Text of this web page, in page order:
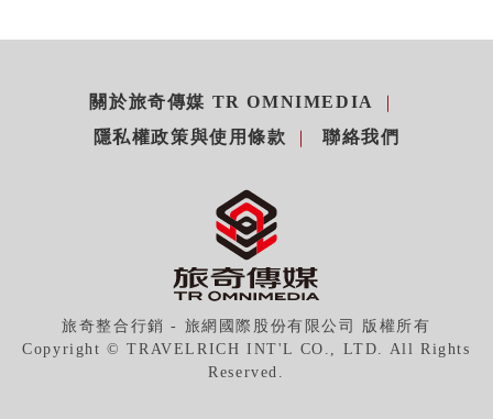
關於旅奇傳媒 TR OMNIMEDIA
隱私權政策與使用條款
聯絡我們
旅奇整合行銷 - 旅網國際股份有限公司 版權所有
Copyright © TRAVELRICH INT'L CO., LTD. All Rights
Reserved.